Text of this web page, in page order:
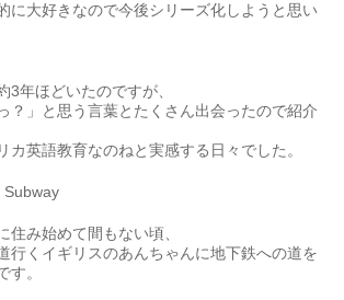
に大好きなので今後シリーズ化しようと思い
3年ほどいたのですが、
？」と思う言葉とたくさん出会ったので紹介
カ英語教育なのねと実感する日々でした。
住み始めて間もない頃、
行くイギリスのあんちゃんに地下鉄への道を
す。